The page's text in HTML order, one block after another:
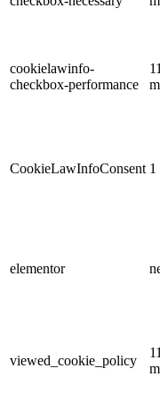
cookielawinfo-
checkbox-performance
11
CookieLawInfoConsent 1
elementor
viewed_cookie_policy
11